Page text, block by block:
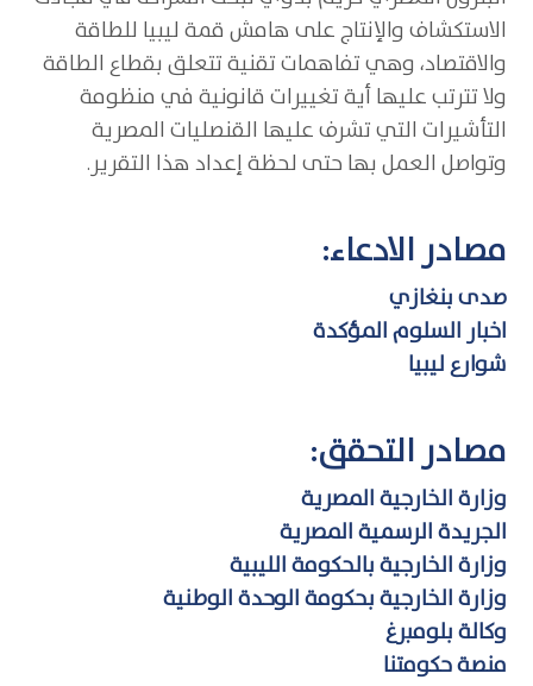
الاستكشاف والإنتاج على هامش قمة ليبيا للطاقة
والاقتصاد، وهي تفاهمات تقنية تتعلق بقطاع الطاقة
ولا تترتب عليها أية تغييرات قانونية في منظومة
التأشيرات التي تشرف عليها القنصليات المصرية
وتواصل العمل بها حتى لحظة إعداد هذا التقرير.
مصادر الادعاء:
صدى بنغازي
اخبار السلوم المؤكدة
شوارع ليبيا
مصادر التحقق:
وزارة الخارجية المصرية
الجريدة الرسمية المصرية
وزارة الخارجية بالحكومة الليبية
وزارة الخارجية بحكومة الوحدة الوطنية
وكالة بلومبرغ
منصة حكومتنا